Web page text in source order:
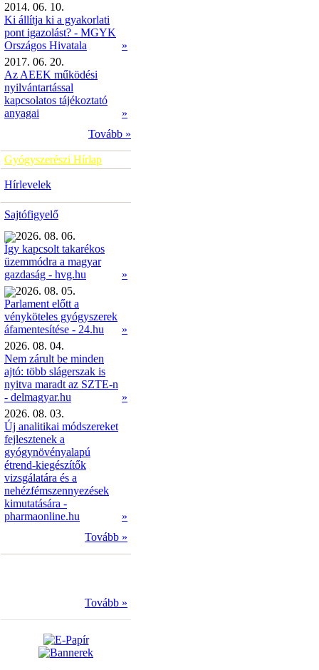
2014. 06. 10.
Ki állítja ki a gyakorlati
pont igazolást? - MGYK
Országos Hivatala
»
2017. 06. 20.
Az AEEK működési
nyilvántartással
kapcsolatos tájékoztató
anyagai
»
Tovább »
Gyógyszerészi Hírlap
Hírlevelek
Sajtófigyelő
2026. 08. 06.
Így kapcsolt takarékos
üzemmódra a magyar
gazdaság - hvg.hu
»
2026. 08. 05.
Parlament előtt a
vényköteles gyógyszerek
áfamentesítése - 24.hu
»
2026. 08. 04.
Nem zárult be minden
ajtó: több slágerszak is
nyitva maradt az SZTE-n
- delmagyar.hu
»
2026. 08. 03.
Új analitikai módszereket
fejlesztenek a
gyógynövényalapú
étrend-kiegészítők
vizsgálatára és a
nehézfémszennyezések
kimutatására -
pharmaonline.hu
»
Tovább »
Tovább »